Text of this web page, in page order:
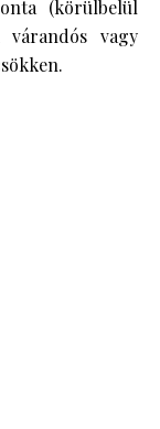
(körülbelül
vagy